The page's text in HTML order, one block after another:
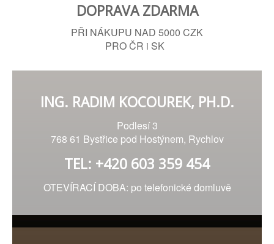
DOPRAVA ZDARMA
PŘI NÁKUPU NAD 5000 CZK
PRO ČR i SK
ING. RADIM KOCOUREK, PH.D.
Podlesí 3
768 61 Bystřice pod Hostýnem, Rychlov
TEL: +420 603 359 454
OTEVÍRACÍ DOBA: po telefonické domluvě